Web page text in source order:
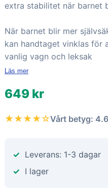
extra stabilitet när barnet
När barnet blir mer
kan handtaget vinklas för
vanlig vagn och leksak
Läs mer
649 kr
★★★★☆Vårt betyg:
Leverans: 1-3 dagar
I lager